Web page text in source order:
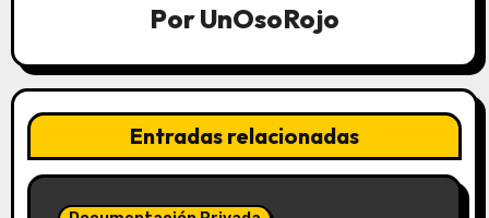
PorUnOsoRojo
Entradas relacionadas